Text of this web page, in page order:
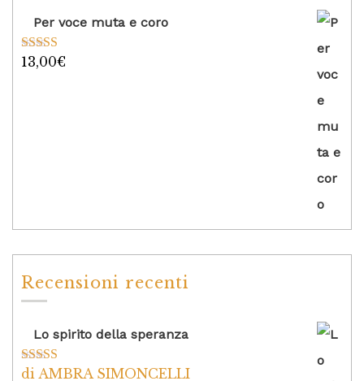
Per voce muta e coro
Valutato
13,00€
Recensioni recenti
Lo spirito della speranza
Valutato5su
di AMBRA SIMONCELLI